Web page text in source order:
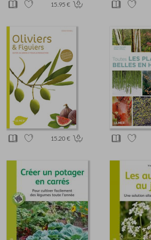
15.95 €
15.20 €